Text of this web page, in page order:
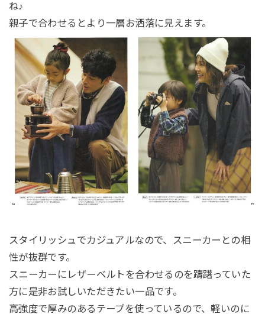
ね♪
親子で合わせるとより一層お洒落に見えます。
スタイリッシュでカジュアルなので、スニーカーとの相
性が抜群です。
スニーカーにレザーベルトを合わせるのを躊躇っていた
方に是非お試しいただきたい一品です。
高強度で厚みのあるテープを使っているので、軽いのに